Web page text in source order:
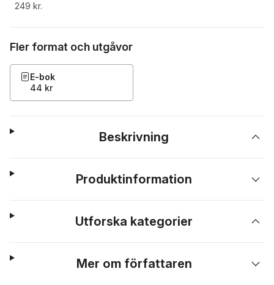
249 kr.
Fler format och utgåvor
E-bok
44 kr
Beskrivning
Produktinformation
Utforska kategorier
Mer om författaren